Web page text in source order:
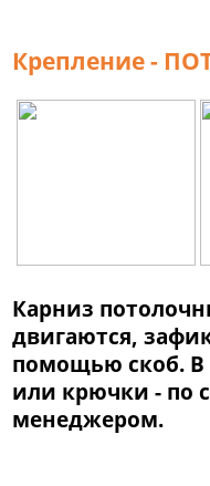
Крепление -
Карниз
двигаются,
помощью скоб. В
или крючки - по
менеджером.